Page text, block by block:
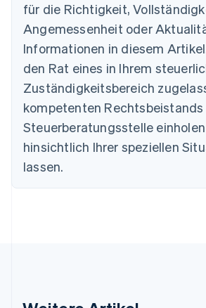
für die Richtigkeit,
Angemessenheit oder
Informationen in diesem
den Rat eines in Ihrem
Zuständigkeitsbereich
kompetenten Rechtsbeistands
Steuerberatungsstelle
hinsichtlich Ihrer speziellen
lassen.
Dänemark
English
Deutschland
Deutsch English
Estland
English
Festlandchina
简体中文 English
Finnland
EnglishSvenska
Frankreich
Français
Italien